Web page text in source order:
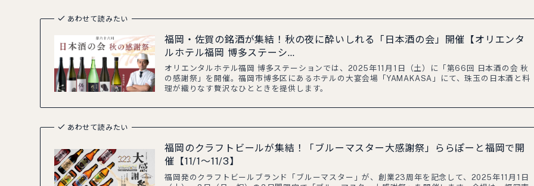
あわせて読みたい
福岡・佐賀の銘酒が集結！秋の夜に酔いしれる「日本酒の会」開催【オリエンタ
ルホテル福岡 博多ステーシ…
オリエンタルホテル福岡 博多ステーションでは、2025年11月1日（土）に「第66回 日本酒の会 秋
の感謝祭」を開催。福岡市博多区にあるホテルの大宴会場「YAMAKASA」にて、珠玉の日本酒と料
理が織りなす贅沢なひとときを提供します。
あわせて読みたい
福岡のクラフトビールが集結！「ブルーマスター大感謝祭」ららぽーと福岡で開
催【11/1～11/3】
福岡発のクラフトビールブランド「ブルーマスター」が、創業23周年を記念して、2025年11月1日